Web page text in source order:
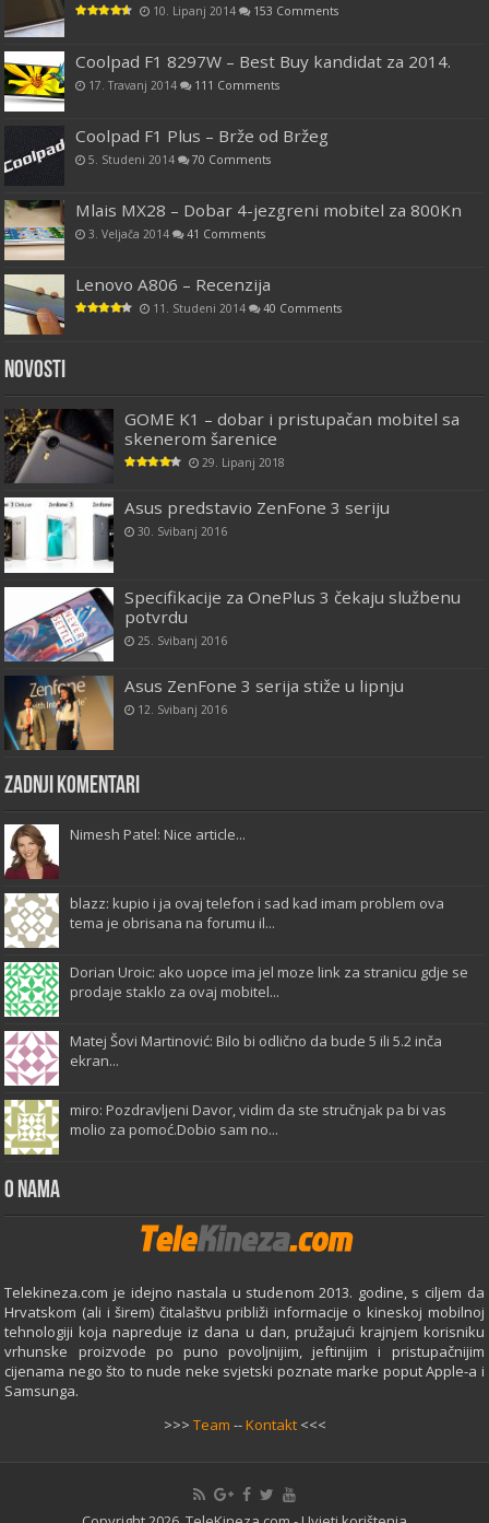
10. Lipanj 2014 153 Comments
Coolpad F1 8297W – Best Buy kandidat za 2014.
17. Travanj 2014 111 Comments
Coolpad F1 Plus – Brže od Bržeg
5. Studeni 2014 70 Comments
Mlais MX28 – Dobar 4-jezgreni mobitel za 800Kn
3. Veljača 2014 41 Comments
Lenovo A806 – Recenzija
11. Studeni 2014 40 Comments
Novosti
GOME K1 – dobar i pristupačan mobitel sa
skenerom šarenice
29. Lipanj 2018
Asus predstavio ZenFone 3 seriju
30. Svibanj 2016
Specifikacije za OnePlus 3 čekaju službenu
potvrdu
25. Svibanj 2016
Asus ZenFone 3 serija stiže u lipnju
12. Svibanj 2016
Zadnji komentari
Nimesh Patel: Nice article...
blazz: kupio i ja ovaj telefon i sad kad imam problem ova
tema je obrisana na forumu il...
Dorian Uroic: ako uopce ima jel moze link za stranicu gdje se
prodaje staklo za ovaj mobitel...
Matej Šovi Martinović: Bilo bi odlično da bude 5 ili 5.2 inča
ekran...
miro: Pozdravljeni Davor, vidim da ste stručnjak pa bi vas
molio za pomoć.Dobio sam no...
O Nama
Telekineza.com je idejno nastala u studenom 2013. godine, s ciljem da
Hrvatskom (ali i širem) čitalaštvu približi informacije o kineskoj mobilnoj
tehnologiji koja napreduje iz dana u dan, pružajući krajnjem korisniku
vrhunske proizvode po puno povoljnijim, jeftinijim i pristupačnijim
cijenama nego što to nude neke svjetski poznate marke poput Apple-a i
Samsunga.
>>> Team --Kontakt<<<